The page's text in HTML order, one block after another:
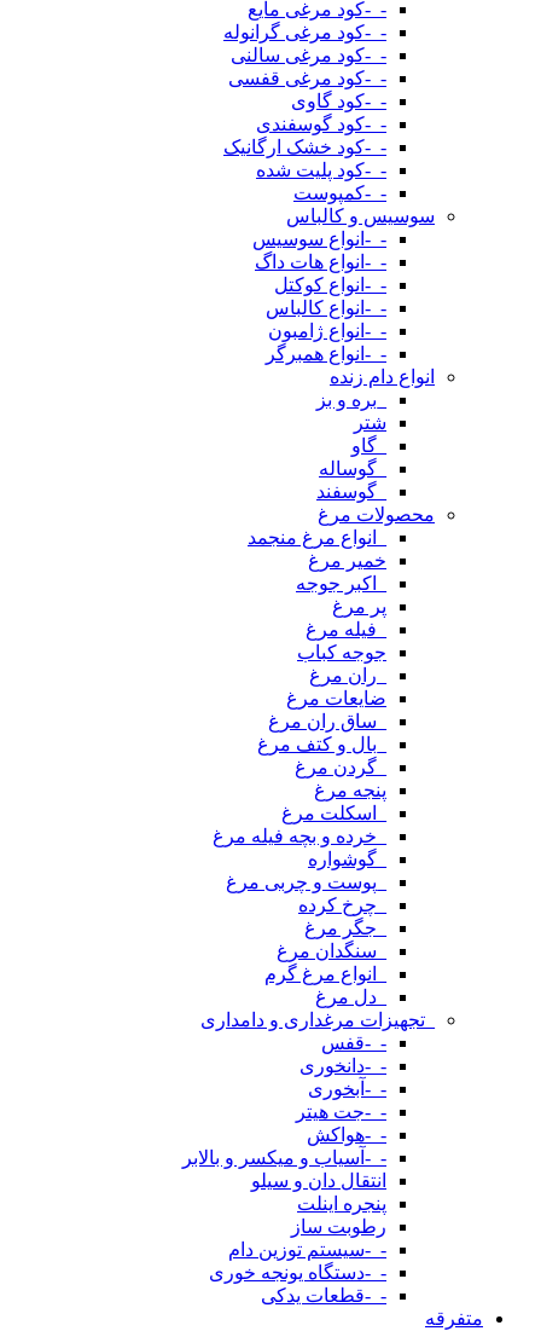
-_-کود مرغی مایع
-_-کود مرغی گرانوله
-_-کود مرغی سالنی
-_-کود مرغی قفسی
-_-کود گاوی
-_-کود گوسفندی
-_-کود خشک ارگانیک
-_-کود پلیت شده
-_-کمپوست
سوسیس و کالباس
-_-انواع سوسیس
-_-انواع هات داگ
-_-انواع کوکتل
-_-انواع کالباس
-_-انواع ژامبون
-_-انواع همبرگر
انواع دام زنده
_بره و بز
شتر
_گاو
_گوساله
_گوسفند
محصولات مرغ
_انواع مرغ منجمد
خمیر مرغ
_اکبر جوجه
پر مرغ
_فیله مرغ
جوجه کباب
_ران مرغ
ضایعات مرغ
_ساق ران مرغ
_بال و کتف مرغ
_گردن مرغ
پنجه مرغ
_اسکلت مرغ
_خرده و بچه فیله مرغ
_گوشواره
_پوست و چربی مرغ
_چرخ کرده
_جگر مرغ
_سنگدان مرغ
_انواع مرغ گرم
_دل مرغ
_تجهیزات مرغداری و دامداری
-_-قفس
-_-دانخوری
-_-آبخوری
-_-جت هیتر
-_-هواکش
-_-آسیاب و میکسر و بالابر
انتقال دان و سیلو
پنجره اینلت
رطوبت ساز
-_-سیستم توزین دام
-_-دستگاه یونجه خوری
-_-قطعات یدکی
متفرقه